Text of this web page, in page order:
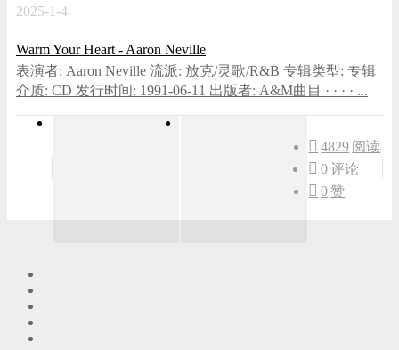
2025-1-4
Warm Your Heart - Aaron Neville
表演者: Aaron Neville 流派: 放克/灵歌/R&B 专辑类型: 专辑
介质: CD 发行时间: 1991-06-11 出版者: A&M曲目 · · · · ...
4829 阅读
0评论
0赞